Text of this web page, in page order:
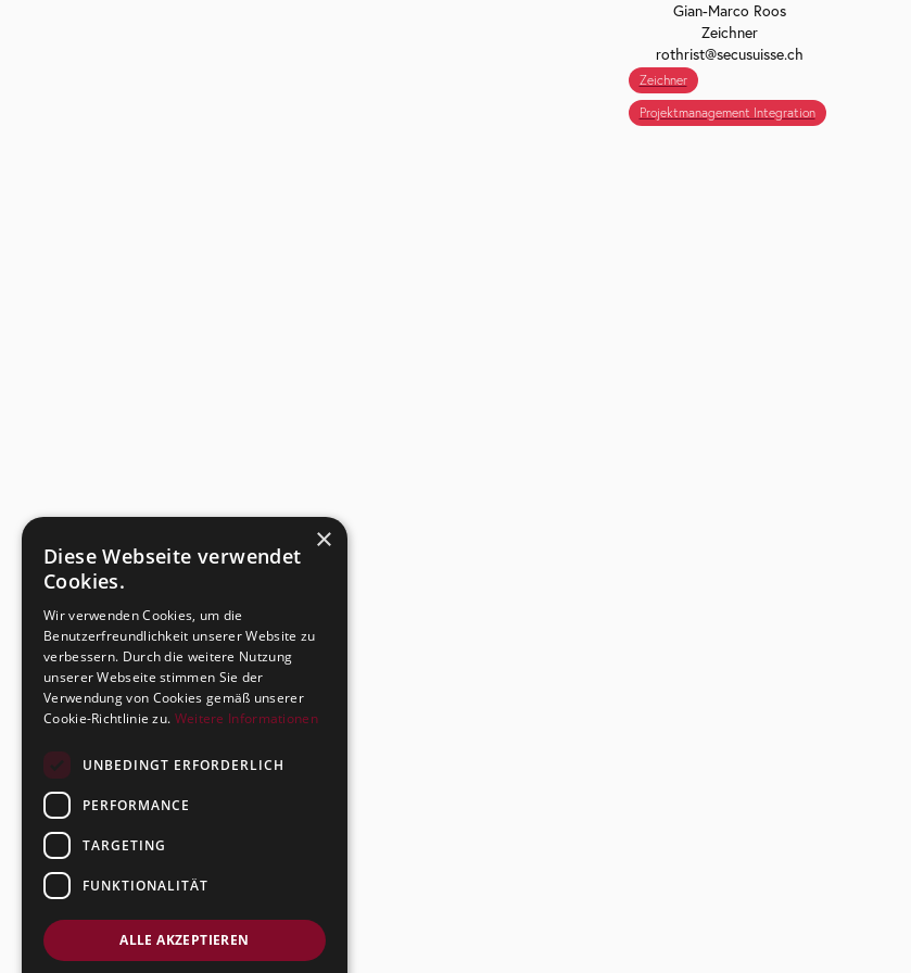
Gian-Marco Roos
Zeichner
rothrist@secusuisse.ch
Zeichner
Projektmanagement Integration
×
Diese Webseite verwendet
Cookies.
Wir verwenden Cookies, um die
Benutzerfreundlichkeit unserer Website zu
verbessern. Durch die weitere Nutzung
unserer Webseite stimmen Sie der
Verwendung von Cookies gemäß unserer
Cookie-Richtlinie zu. Weitere Informationen
UNBEDINGT ERFORDERLICH
PERFORMANCE
TARGETING
FUNKTIONALITÄT
ALLE AKZEPTIEREN